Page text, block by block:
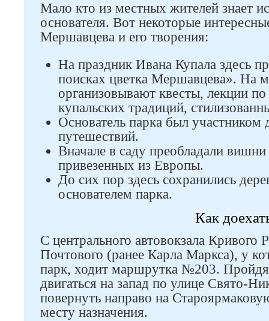
Мало кто из местных жителей знает
основателя. Вот некоторые
Мершавцева и его творения:
На праздник Ивана Купала здесь
поисках цветка Мершавцева». На
организовывают квесты, лекции
купальских традиций,
Основатель парка был участником
путешествий.
Вначале в саду преобладали
привезенных из Европы.
До сих пор здесь сохранились
основателем парка.
Как
С центрального автовокзала Кривого
Почтового (ранее Карла Маркса), у
парк, ходит маршрутка №203.
двигаться на запад по улице Свято-
повернуть направо на
месту назначения.